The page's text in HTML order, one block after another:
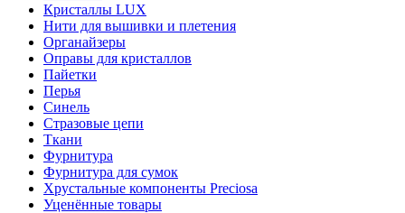
Кристаллы LUX
Нити для вышивки и плетения
Органайзеры
Оправы для кристаллов
Пайетки
Перья
Синель
Стразовые цепи
Ткани
Фурнитура
Фурнитура для сумок
Хрустальные компоненты Preciosa
Уценённые товары